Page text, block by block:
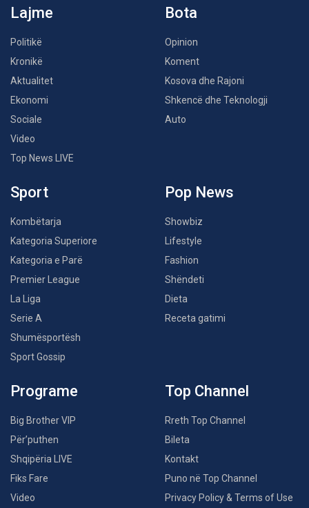
Lajme
Politikë
Kronikë
Aktualitet
Ekonomi
Sociale
Video
Top News LIVE
Bota
Opinion
Koment
Kosova dhe Rajoni
Shkencë dhe Teknologji
Auto
Sport
Kombëtarja
Kategoria Superiore
Kategoria e Parë
Premier League
La Liga
Serie A
Shumësportësh
Sport Gossip
Pop News
Showbiz
Lifestyle
Fashion
Shëndeti
Dieta
Receta gatimi
Programe
Big Brother VIP
Për’puthen
Shqipëria LIVE
Fiks Fare
Video
Top Channel
Rreth Top Channel
Bileta
Kontakt
Puno në Top Channel
Privacy Policy & Terms of Use